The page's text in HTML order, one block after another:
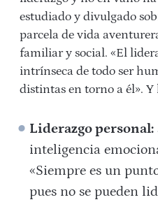
estudiado y divulgado
parcela de vida
familiar y social. «El
intrínseca de todo ser
distintas en torno a él».
Liderazgo personal:
inteligencia
«Siempre es un
pues no se pueden